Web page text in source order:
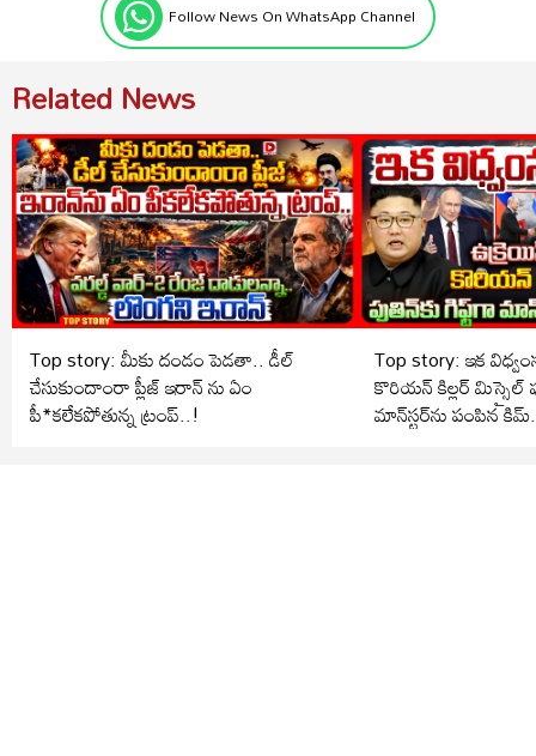
Follow News On WhatsApp Channel
Related News
Top story: మీకు దండం పెడతా.. డీల్
చేసుకుందాంరా ప్లీజ్ ఇరాన్ ను ఏం
పీ*కలేకపోతున్న ట్రంప్..!
Top story: ఇక
కొరియన్ కిల్లర్ మిస్సైల్
మాన్‌స్టర్‌ను పంపిన